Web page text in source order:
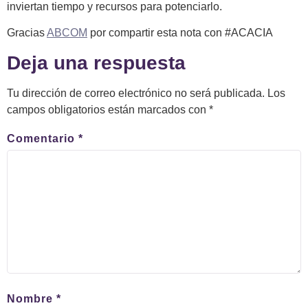
inviertan tiempo y recursos para potenciarlo.
GraciasABCOM por compartir esta nota con #ACACIA
Deja una respuesta
Tu dirección de correo electrónico no será publicada. Los
campos obligatorios están marcados con *
Comentario *
Nombre *